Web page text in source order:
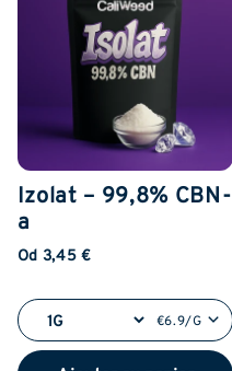
Izolat – 99,8% CBN-
a
Od 3,45 €
€6.9/G